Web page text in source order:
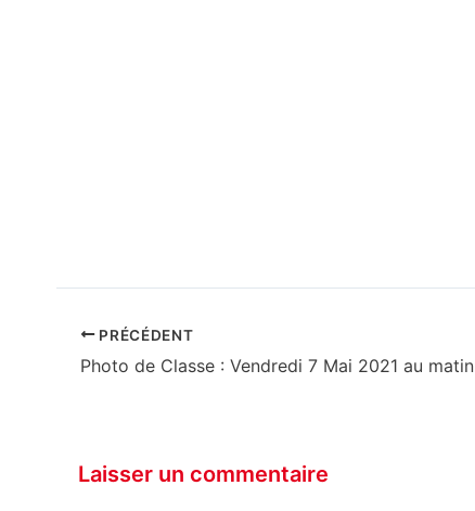
PRÉCÉDENT
Photo de Classe : Vendredi 7 Mai 2021 au matin
Laisser un commentaire